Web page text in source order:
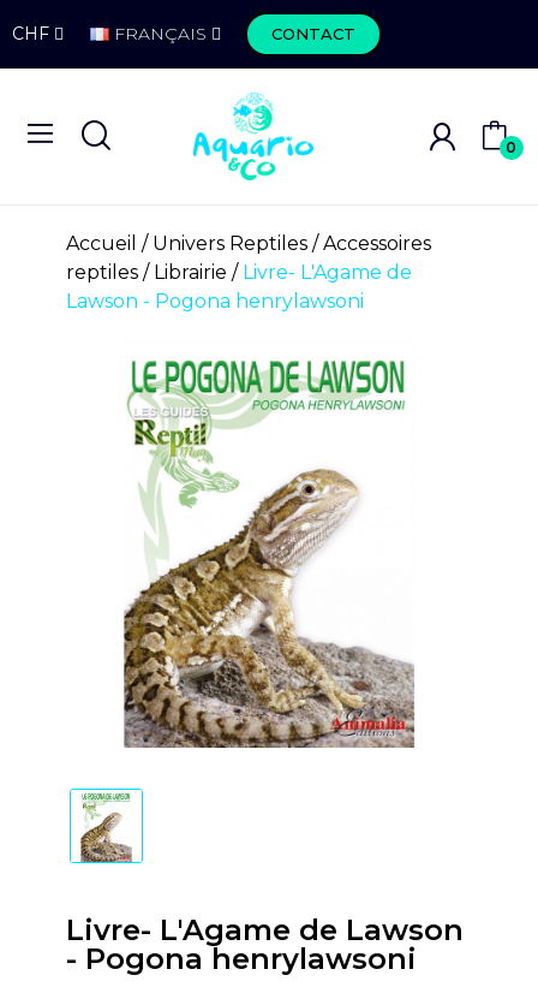
CHF FRANÇAIS CONTACT
0
Accueil Univers Reptiles
Accessoires
reptiles
Librairie
Livre- L'Agame de
Lawson - Pogona henrylawsoni
Livre- L'Agame de Lawson
- Pogona henrylawsoni